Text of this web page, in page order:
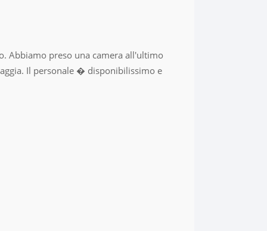
Abbiamo preso una camera all'ultimo
Il personale � disponibilissimo e